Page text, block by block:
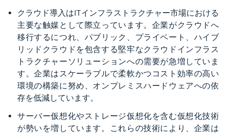
クラウド導入はITインフラストラクチャー市場における
主要な触媒として際立っています。企業がクラウドへ
移行するにつれ、パブリック、プライベート、ハイブ
リッドクラウドを包含する堅牢なクラウドインフラス
トラクチャーソリューションへの需要が急増していま
す。企業はスケーラブルで柔軟かつコスト効率の高い
環境の構築に努め、オンプレミスハードウェアへの依
存を低減しています。
サーバー仮想化やストレージ仮想化を含む仮想化技術
が勢いを増しています。これらの技術により、企業は